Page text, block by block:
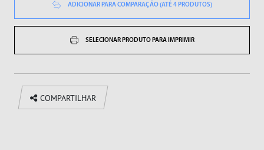
ADICIONAR PARA COMPARAÇÃO (ATÉ 4 PRODUTOS)
SELECIONAR PRODUTO PARA IMPRIMIR
COMPARTILHAR